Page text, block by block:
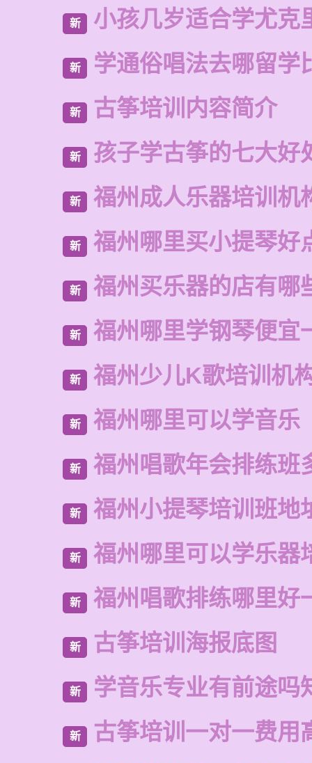
新 小孩几岁适合学尤克
新 学通俗唱法去哪留学
新 古筝培训内容简介
新 孩子学古筝的七大好
新 福州成人乐器培训机
新 福州哪里买小提琴好
新 福州买乐器的店有哪
新 福州哪里学钢琴便宜
新 福州少儿K歌培训机
新 福州哪里可以学音乐
新 福州唱歌年会排练班
新 福州小提琴培训班地
新 福州哪里可以学乐器
新 福州唱歌排练哪里好
新 古筝培训海报底图
新 学音乐专业有前途吗
新 古筝培训一对一费用